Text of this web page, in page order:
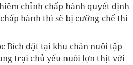
chỉnh chấp hành quyết định
hành thì sẽ bị cưỡng chế thi
Bích đặt tại khu chăn nuôi tập
trại chủ yếu nuôi lợn thịt với